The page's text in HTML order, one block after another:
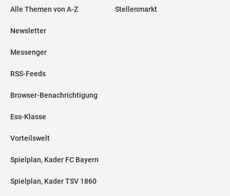
Alle Themen von A-Z
Newsletter
Messenger
RSS-Feeds
Browser-Benachrichtigung
Ess-Klasse
Vorteilswelt
Spielplan, Kader FC Bayern
Spielplan, Kader TSV 1860
Stellenmarkt